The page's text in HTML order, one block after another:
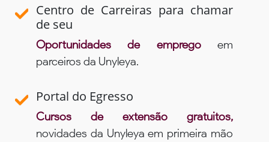
Centro de Carreiras para chamar
de seu
Oportunidades de empregoem
parceiros da Unyleya.
Portal do Egresso
Cursos de extensão gratuitos,
novidades da Unyleya em primeira mão